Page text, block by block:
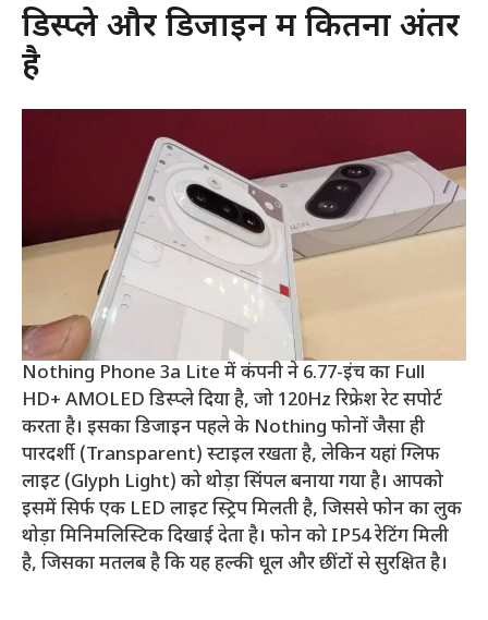
डिस्प्ले और डिजाइन में कितना अंतर
है
Nothing Phone 3a Lite में कंपनी ने 6.77-इंच का Full
HD+ AMOLED डिस्प्ले दिया है, जो 120Hz रिफ्रेश रेट सपोर्ट
करता है। इसका डिजाइन पहले के Nothing फोनों जैसा ही
पारदर्शी (Transparent) स्टाइल रखता है, लेकिन यहां ग्लिफ
लाइट (Glyph Light) को थोड़ा सिंपल बनाया गया है। आपको
इसमें सिर्फ एक LED लाइट स्ट्रिप मिलती है, जिससे फोन का लुक
थोड़ा मिनिमलिस्टिक दिखाई देता है। फोन को IP54 रेटिंग मिली
है, जिसका मतलब है कि यह हल्की धूल और छींटों से सुरक्षित है।